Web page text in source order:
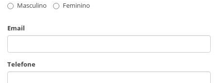
Masculino
Feminino
Email
Telefone